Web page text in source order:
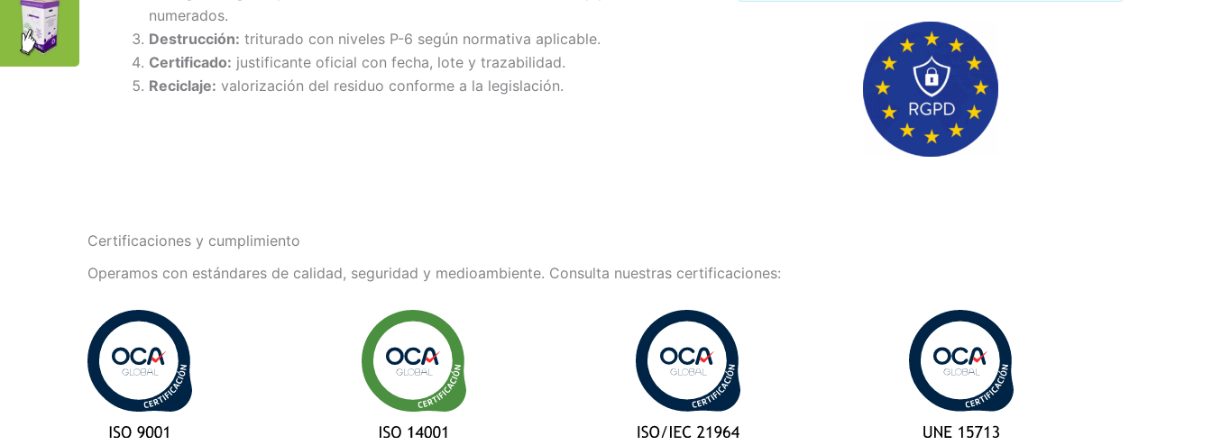
numerados.
Destrucción: triturado con niveles P-6 según normativa aplicable.
Certificado: justificante oficial con fecha, lote y trazabilidad.
Reciclaje: valorización del residuo conforme a la legislación.
Certificaciones y cumplimiento
Operamos con estándares de calidad, seguridad y medioambiente. Consulta nuestras certificaciones: